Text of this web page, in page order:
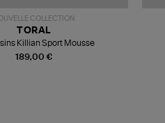
COLLECTION
189,00 €
TORAL
Killian Sport Mousse